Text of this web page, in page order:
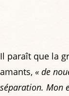
Il paraît que la
amants, « de
séparation. Mon